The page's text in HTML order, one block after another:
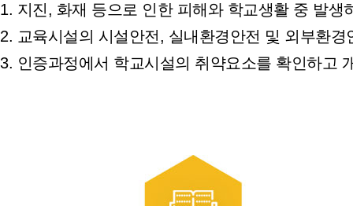
1. 지진, 화재 등으로 인한 피해와 학교생활 중 발
2. 교육시설의 시설안전, 실내환경안전 및 외부환
3. 인증과정에서 학교시설의 취약요소를 확인하고